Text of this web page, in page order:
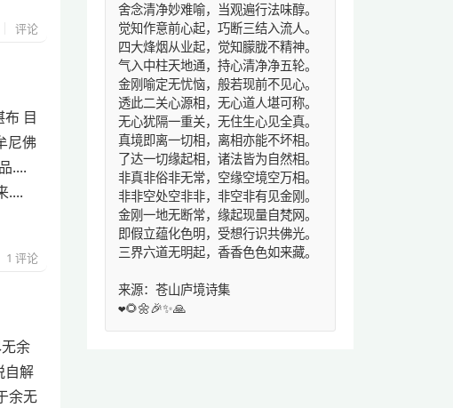
评论
目
尼佛
....
....
1 评论
余
解
余无
舍念清净妙难喻，当观遍行法味醇。
觉知作意前心起，巧断三结入流人。
四大烽烟从业起，觉知朦胧不精神。
气入中柱天地通，持心清净净五轮。
金刚喻定无忧恼，般若现前不见心。
透此二关心源相，无心道人堪可称。
无心犹隔一重关，无住生心见全真。
真境即离一切相，离相亦能不坏相。
了达一切缘起相，诸法皆为自然相。
非真非俗非无常，空缘空境空万相。
非非空处空非非，非空非有见金刚。
金刚一地无断常，缘起现量自梵网。
即假立蕴化色明，受想行识共佛光。
三界六道无明起，香香色色如来藏。
来源：苍山庐境诗集
❤️🌻🌼🎉✨🙏